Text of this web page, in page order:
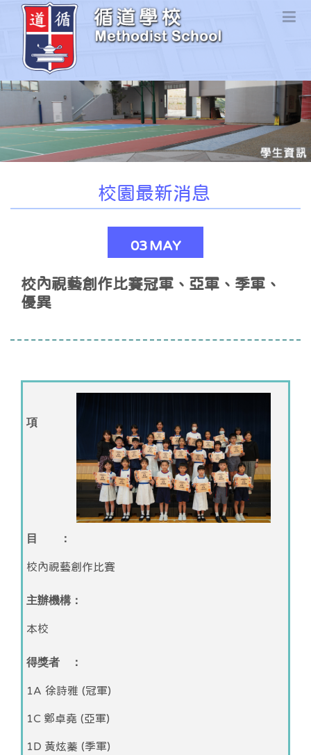
校園最新消息
03 MAY
校內視藝創作比賽冠軍、亞軍、季軍、
優異
項
目 ：
校內視藝創作比賽
主辦機構：
本校
得獎者 ：
1A 徐詩雅 (冠軍)
1C 鄭卓堯 (亞軍)
1D 黃炫蓁 (季軍)